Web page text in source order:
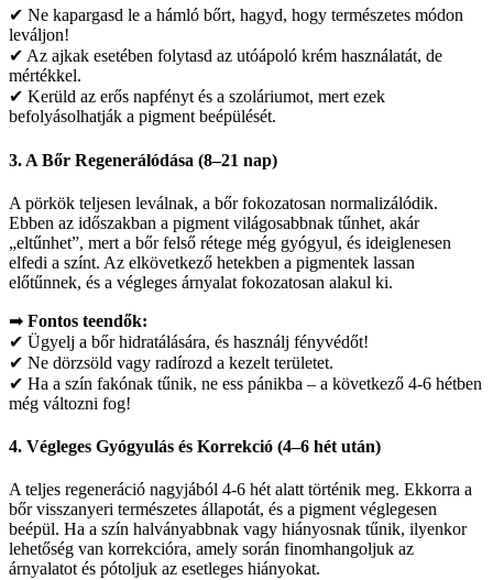
✔ Ne kapargasd le a hámló bőrt, hagyd, hogy természetes módon
leváljon!
✔ Az ajkak esetében folytasd az utóápoló krém használatát, de
mértékkel.
✔ Kerüld az erős napfényt és a szoláriumot, mert ezek
befolyásolhatják a pigment beépülését.
3. A Bőr Regenerálódása (8–21 nap)
A pörkök teljesen leválnak, a bőr fokozatosan normalizálódik.
Ebben az időszakban a pigment világosabbnak tűnhet, akár
„eltűnhet”, mert a bőr felső rétege még gyógyul, és ideiglenesen
elfedi a színt. Az elkövetkező hetekben a pigmentek lassan
előtűnnek, és a végleges árnyalat fokozatosan alakul ki.
➡ Fontos teendők:
✔ Ügyelj a bőr hidratálására, és használj fényvédőt!
✔ Ne dörzsöld vagy radírozd a kezelt területet.
✔ Ha a szín fakónak tűnik, ne ess pánikba – a következő 4-6 hétben
még változni fog!
4. Végleges Gyógyulás és Korrekció (4–6 hét után)
A teljes regeneráció nagyjából 4-6 hét alatt történik meg. Ekkorra a
bőr visszanyeri természetes állapotát, és a pigment véglegesen
beépül. Ha a szín halványabbnak vagy hiányosnak tűnik, ilyenkor
lehetőség van korrekcióra, amely során finomhangoljuk az
árnyalatot és pótoljuk az esetleges hiányokat.